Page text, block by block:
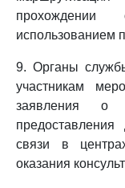
прохождении
использованием
9. Органы
участникам
заявления о
предоставления
связи в
оказания